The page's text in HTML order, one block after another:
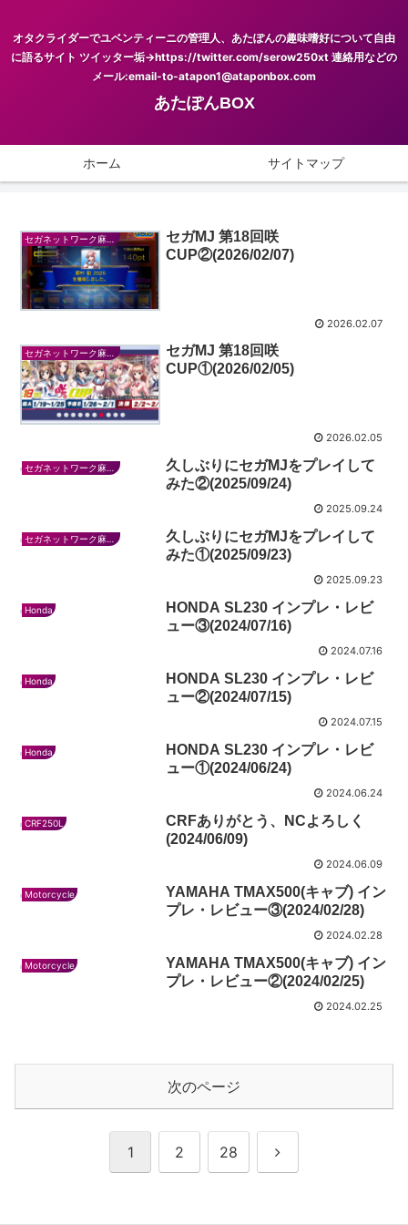
オタクライダーでユベンティーニの管理人、あたぽんの趣味嗜好について自由
に語るサイト ツイッター垢→https://twitter.com/serow250xt 連絡用などの
メール:email-to-atapon1@ataponbox.com
あたぽんBOX
ホーム サイトマップ
セガネットワーク麻雀MJ
セガMJ 第18回咲
CUP②(2026/02/07)
2026.02.07
セガネットワーク麻雀MJ
セガMJ 第18回咲
CUP①(2026/02/05)
2026.02.05
セガネットワーク麻雀MJ
久しぶりにセガMJをプレイして
みた②(2025/09/24)
2025.09.24
セガネットワーク麻雀MJ
久しぶりにセガMJをプレイして
みた①(2025/09/23)
2025.09.23
Honda
HONDA SL230 インプレ・レビ
ュー③(2024/07/16)
2024.07.16
Honda
HONDA SL230 インプレ・レビ
ュー②(2024/07/15)
2024.07.15
Honda
HONDA SL230 インプレ・レビ
ュー①(2024/06/24)
2024.06.24
CRF250L
CRFありがとう、NCよろしく
(2024/06/09)
2024.06.09
Motorcycle
YAMAHA TMAX500(キャブ) イン
プレ・レビュー③(2024/02/28)
2024.02.28
Motorcycle
YAMAHA TMAX500(キャブ) イン
プレ・レビュー②(2024/02/25)
2024.02.25
次のページ
1 2 28 次